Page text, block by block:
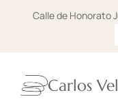
Calle de Honorato
Carlos